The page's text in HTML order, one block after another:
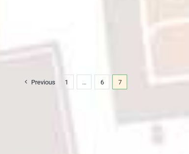
Previous 1 … 6 7